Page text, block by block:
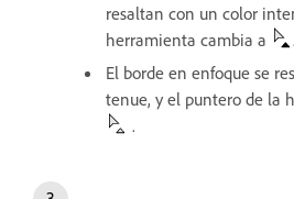
resaltan con un color
herramienta cambia a
.
El borde en enfoque se
tenue, y el puntero de la
.